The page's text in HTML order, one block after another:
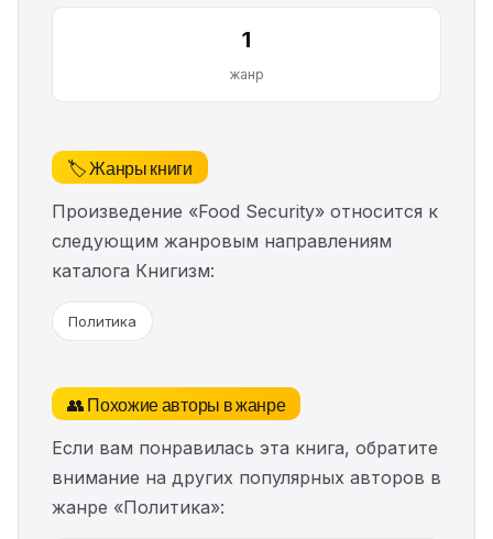
1
жанр
🏷️ Жанры книги
Произведение «Food Security» относится к
следующим жанровым направлениям
каталога Книгизм:
Политика
👥 Похожие авторы в жанре
Если вам понравилась эта книга, обратите
внимание на других популярных авторов в
жанре «Политика»: